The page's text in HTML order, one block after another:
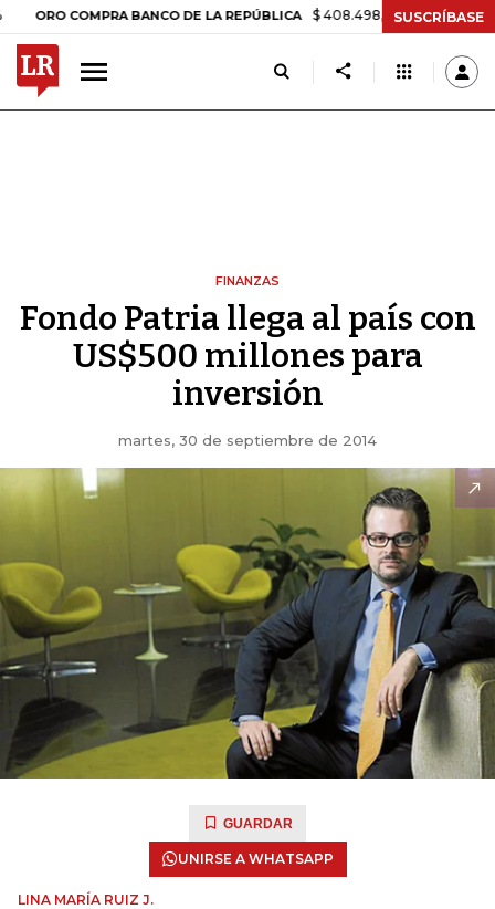
COMPRA BANCO DE LA REPÚBLICA $ 408.498,97 +$ 8.753,81 +2,19%
SUSCRÍBASE
FINANZAS
Fondo Patria llega al país con
US$500 millones para
inversión
martes, 30 de septiembre de 2014
GUARDAR
UNIRSE A WHATSAPP
LINA MARÍA RUIZ J.